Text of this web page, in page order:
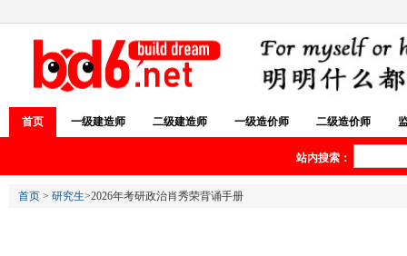
首页 一级建造师 二级建造师 一级造价师 二级造价师
站内搜索：
首页 > 研究生>2026年考研政治肖秀荣背诵手册